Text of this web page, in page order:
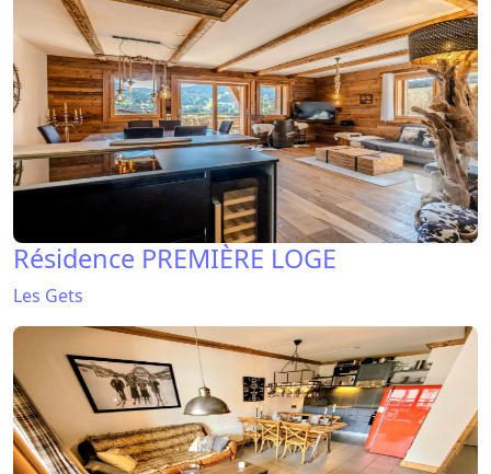
Résidence PREMIÈRE LOGE
Les Gets